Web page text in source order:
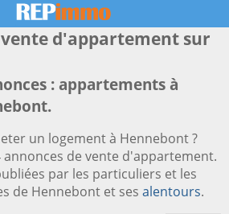
d'appartement sur
: appartements à
un logement à Hennebont ?
de vente d'appartement.
par les particuliers et les
de Hennebont et ses alentours.